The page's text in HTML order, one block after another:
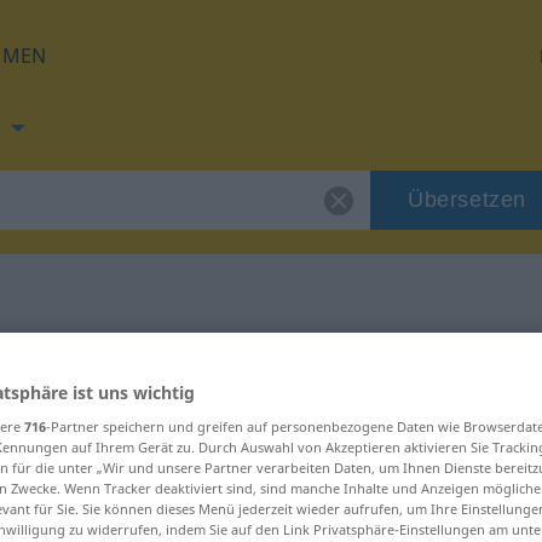
Übersetzen
ist uns wichtig
716-Partner speichern und greifen auf personenbezogene Daten wie
auf Ihrem Gerät zu. Durch Auswahl von Akzeptieren aktivieren Sie
für die unter „Wir und unsere Partner verarbeiten Daten, um Ihnen Dienste
Zwecke. Wenn Tracker deaktiviert sind, sind manche Inhalte und Anzeigen
für Sie. Sie können dieses Menü jederzeit wieder aufrufen, um Ihre
zu widerrufen, indem Sie auf den Link Privatsphäre-Einstellungen am